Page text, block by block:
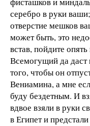
серебро в руки
отверстие мешков
может быть, это
встав, пойдите
Всемогущий да даст
того, чтобы он
Вениамина, а мне
буду бездетным. И
вдвое взяли в руки
в Египет и